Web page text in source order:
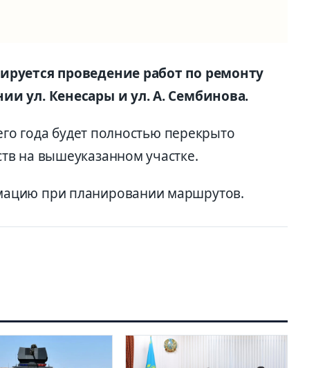
проведение работ по ремонту
ул. Кенесары и ул. А. Сембинова.
года будет полностью перекрыто
на вышеуказанном участке.
при планировании маршрутов.